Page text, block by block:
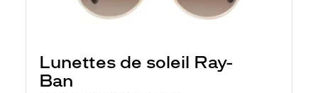
Lunettes de soleil Ray-
Ban